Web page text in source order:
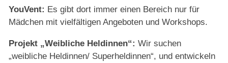
YouVent: Es gibt dort immer einen Bereich nur für
Mädchen mit vielfältigen Angeboten und Workshops.
Projekt „Weibliche Heldinnen“: Wir suchen
„weibliche Heldinnen/ Superheldinnen“, und entwickeln